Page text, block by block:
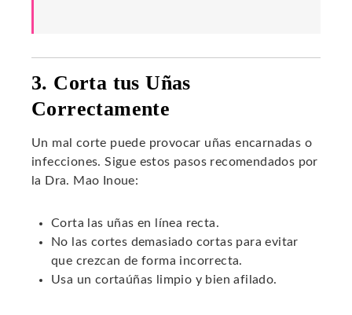
3. Corta tus Uñas
Correctamente
Un mal corte puede provocar uñas encarnadas o
infecciones. Sigue estos pasos recomendados por
la Dra. Mao Inoue:
Corta las uñas en línea recta.
No las cortes demasiado cortas para evitar
que crezcan de forma incorrecta.
Usa un cortaúñas limpio y bien afilado.